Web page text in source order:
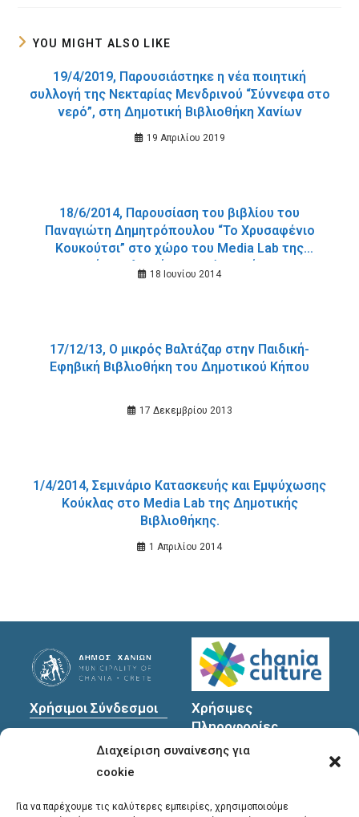
Διαχείριση συναίνεσης για
cookie
Για να παρέχουμε τις καλύτερες εμπειρίες, χρησιμοποιούμε
YOU MIGHT ALSO LIKE
19/4/2019, Παρουσιάστηκε η νέα ποιητική
συλλογή της Νεκταρίας Μενδρινού “Σύννεφα στο
νερό”, στη Δημοτική Βιβλιοθήκη Χανίων
19 Απριλίου 2019
18/6/2014, Παρουσίαση του βιβλίου του
Παναγιώτη Δημητρόπουλου “Το Χρυσαφένιο
Κουκούτσι” στο χώρο του Media Lab της
Δημοτικής Βιβλιοθήκης Χανίων, σήμερα στις
18 Ιουνίου 2014
17/12/13, Ο μικρός Βαλτάζαρ στην Παιδική-
Εφηβική Βιβλιοθήκη του Δημοτικού Κήπου
17 Δεκεμβρίου 2013
1/4/2014, Σεμινάριο Κατασκευής και Εμψύχωσης
Κούκλας στο Media Lab της Δημοτικής
Βιβλιοθήκης.
1 Απριλίου 2014
Χρήσιμοι Σύνδεσμοι
Προσωπικών
Χρήσιμες
Πληροφορίες
Διεύθυνση
Χανιά, 731 35